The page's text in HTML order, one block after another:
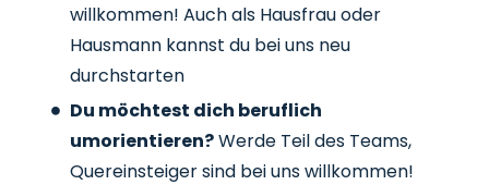
willkommen! Auch als Hausfrau oder
Hausmann kannst du bei uns neu
durchstarten
Du möchtest dich beruflich
umorientieren?Werde Teil des Teams,
Quereinsteiger sind bei uns willkommen!